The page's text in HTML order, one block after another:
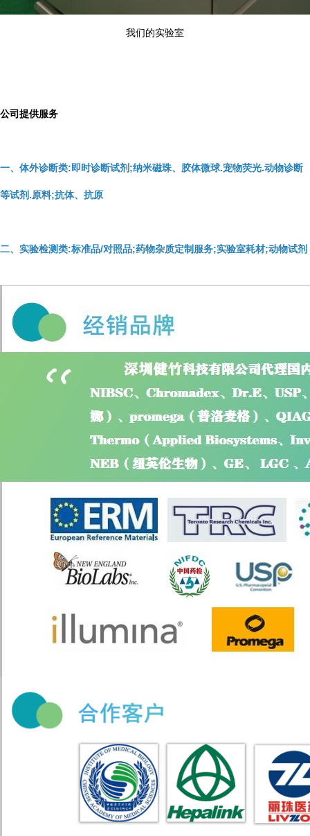
我们的实验室
公司提供服务
一、体外诊断类:即时诊断试剂;纳米磁珠、胶体微球.宠物荧光.动物诊断
等试剂.原料;抗体、抗原
二、实验检测类:标准品/对照品;药物杂质定制服务;实验室耗材;动物试剂